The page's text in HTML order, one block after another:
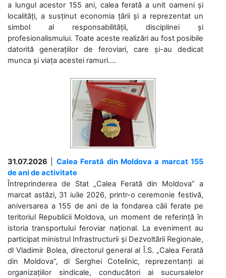
a lungul acestor 155 ani, calea ferată a unit oameni și
localități, a susținut economia țării și a reprezentat un
simbol al responsabilității, disciplinei și
profesionalismului. Toate aceste realizări au fost posibile
datorită generațiilor de feroviari, care și-au dedicat
munca și viața acestei ramuri....
31.07.2026
Calea Ferată din Moldova a marcat 155
de ani de activitate
Întreprinderea de Stat „Calea Ferată din Moldova” a
marcat astăzi, 31 iulie 2026, printr-o ceremonie festivă,
aniversarea a 155 de ani de la fondarea căii ferate pe
teritoriul Republicii Moldova, un moment de referință în
istoria transportului feroviar național. La eveniment au
participat ministrul Infrastructurii și Dezvoltării Regionale,
dl Vladimir Bolea, directorul general al Î.S. „Calea Ferată
din Moldova”, dl Serghei Cotelinic, reprezentanți ai
organizațiilor sindicale, conducători ai sucursalelor